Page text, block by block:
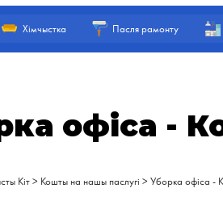
Хімчыстка Пасля рамонту
офіса -
Кіт > Кошты на нашы паслугі > Уборка офіса -